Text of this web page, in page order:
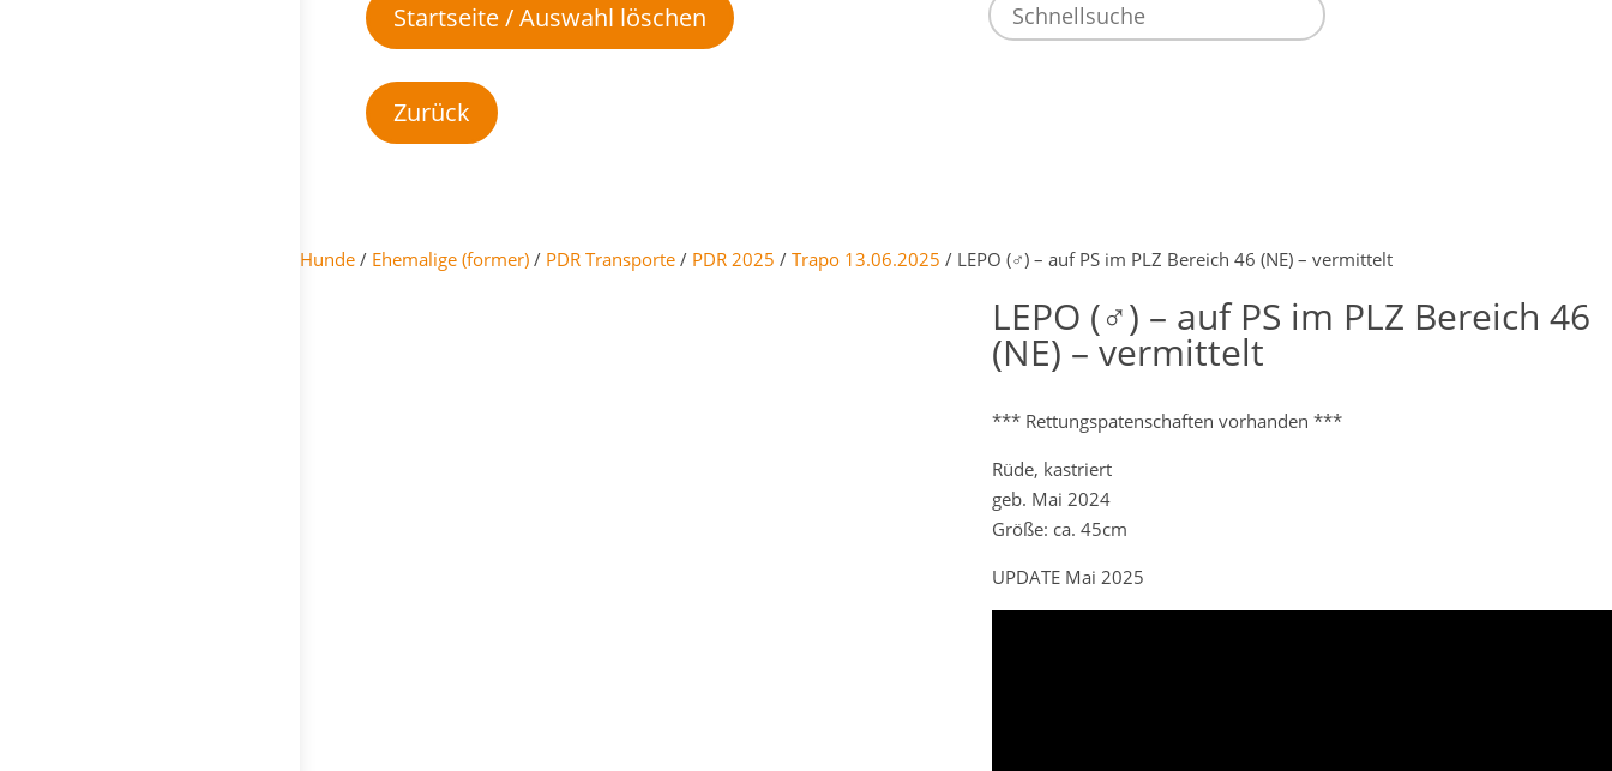
Startseite / Auswahl löschen
Hunde / Ehemalige (former) / PDR Transporte / PDR 2025 / Trapo 13.06.2025 / LEPO (♂) – auf PS im PLZ Bereich 46 (NE) – vermittelt
LEPO (♂) – auf PS im PLZ Bereich 46
(NE) – vermittelt
*** Rettungspatenschaften vorhanden ***
Rüde, kastriert
geb. Mai 2024
Größe: ca. 45cm
UPDATE Mai 2025